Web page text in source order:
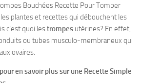
Bouchées Recette Pour Tomber
plantes et recettes qui débouchent les
c’est quoi lestrompes utérines? En effet,
ou tubes musculo-membraneux qui
ovaires.
pour en savoir plus sur une Recette Simple